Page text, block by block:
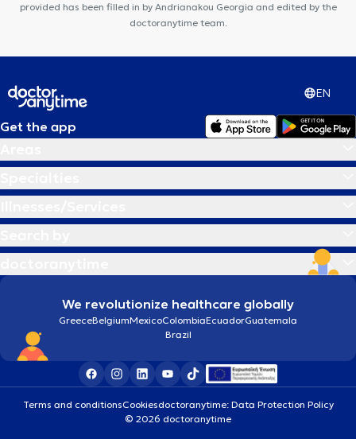
provided has been filled in by Andrianakou Georgia and edited by the
doctoranytime team.
EN
Get the app
We revolutionize healthcare globally
GreeceBelgiumMexicoColombiaEcuadorGuatemala
Brazil
Terms and conditionsCookiesdoctoranytime: Data Protection Policy
© 2026 doctoranytime